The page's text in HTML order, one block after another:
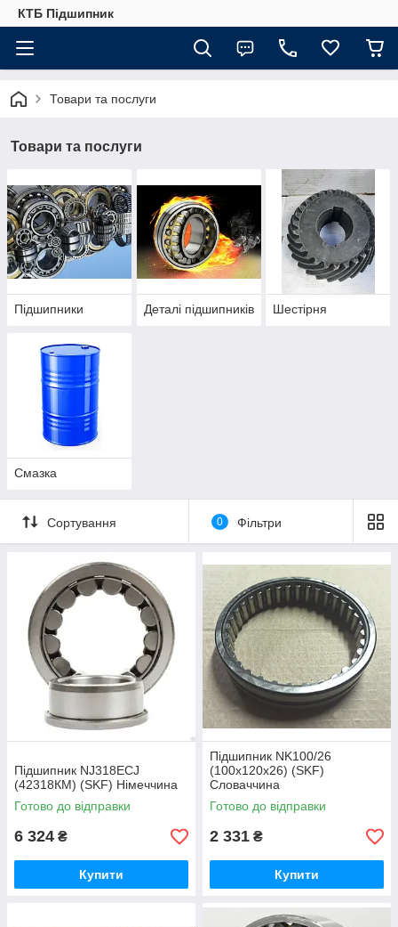
КТБ Підшипник
Товари та послуги
Товари та послуги
Підшипники Деталі підшипників Шестірня
Смазка
Сортування 0 Фільтри
Підшипник NJ318ECJ
(42318КМ) (SKF) Німеччина
Готово до відправки
6 324 ₴
Купити
Підшипник NK100/26
(100х120х26) (SKF)
Словаччина
Готово до відправки
2 331 ₴
Купити